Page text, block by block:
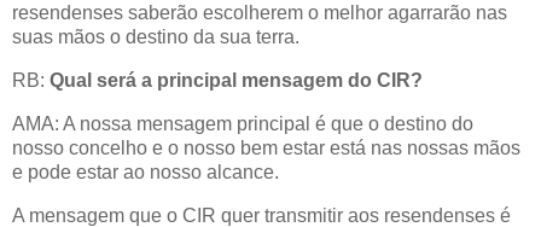
resendenses saberão escolherem o melhor agarrarão nas
suas mãos o destino da sua terra.
RB: Qual será a principal mensagem do CIR?
AMA: A nossa mensagem principal é que o destino do
nosso concelho e o nosso bem estar está nas nossas mãos
e pode estar ao nosso alcance.
A mensagem que o CIR quer transmitir aos resendenses é